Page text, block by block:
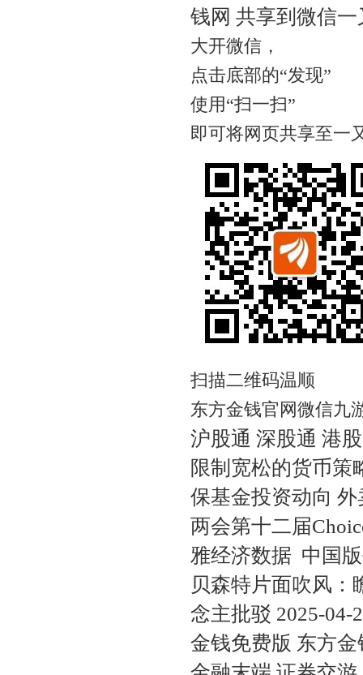
钱网 共享到微信一
大开微信，
点击底部的“发现”
使用“扫一扫”
即可将网页共享至一
扫描二维码温顺
东方金钱官网微信九
沪股通 深股通 港
限制宽松的货币策
保基金投资动向
两会第十二届
雅经济数据 中国
贝森特片面吹风：
念主批驳 2025-04-
金钱免费版 东方